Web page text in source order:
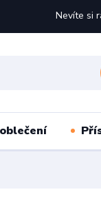
Nevíte si